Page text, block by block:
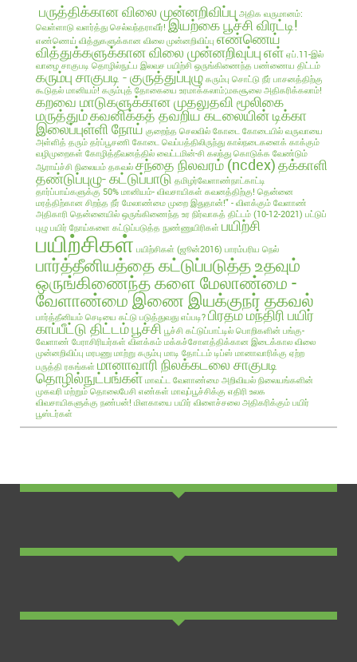
பருத்திக்கான விலை முன்னறிவிப்பு அதிக வருமானம்:
வெள்ளாடு வளர்த்து செல்வந்தராவீர்! இயற்கை பூச்சி விரட்டி!
எண்ணெய் வித்துகளுக்கான விலை முன்னறிவிப்பு எண்ணெய்
வித்துக்களுக்கான விலை முன்னறிவுப்புஎள் ஏப்.11-இல்
வாழை சாகுபடி தொழில்நுட்ப இலவச பயிற்சி ஒருங்கிணைந்த பண்ணைய திட்டம்
கரும்பு சாகுபடி - குருத்துப்புழு கரும்பு சொட்டு நீர் பாசனத்திற்கு
கூடுதல் மானியம்! கரும்புத் தோகையை உரமாக்கலாம்;மகசூலை அதிகரிக்கலாம்!
கறவை மாடுகளுக்கான முதலுதவி மூலிகை
மருத்தும்கவனிக்கத் தவறிய கடலையின் டிக்கா
இலைப்புள்ளி நோய் குறைந்த செலவில் கோடை கோடையில் வருவாயை
அள்ளித் தரும் தர்ப்பூசணி கோடை வெப்பத்திலிருந்து கால்நடைகளைக் காக்கும்
வழிமுறைகள் கோழித்தீவனத்தில் வைட்டமின்-சி கலந்து கொடுக்க வேண்டும்
ஆராய்ச்சி நிலையம் தகவல் சந்தை நிலவரம் (ncdex)தக்காளி
தண்டுப்புழு- கட்டுப்பாடு தமிழர்வேளாண்நாட்காட்டி
தார்ப்பாய்களுக்கு 50% மானியம்- விவசாயிகள் கவனத்திற்கு! தென்னை
மரத்திற்கான சிறந்த நீர் மேலாண்மை முறை இதுதான்!" - விளக்கும் வேளாண்
அதிகாரி தென்னையில் ஒருங்கிணைந்த உர நிர்வாகத் திட்டம் (10-12-2021) பட்டுப்
புழு பயிர் நோய்களை கட்டுப்படுத்த நுண்ணுயிரிகள் பயிற்சி
பயிற்சிகள் பயிற்சிகள் (ஜூன்2016) பாரம்பரிய நெல்
பார்த்தீனியத்தை கட்டுப்படுத்த உதவும்
ஒருங்கிணைந்த களை மேலாண்மை -
வேளாண்மை இணை இயக்குநர் தகவல்
பார்த்தீனியம் செடியை கட்டு படுத்துவது எப்படி? பிரதம மந்திரி பயிர்
காப்பீட்டு திட்டம்பூச்சி பூச்சி கட்டுப்பாட்டில் பொறிகளின் பங்கு-
வேளாண் பேராசிரியர்கள் விளக்கம் மக்கச்சோளத்திக்கான இடைக்கால விலை
முன்னறிவிப்பு மரபணு மாற்று கரும்பு மாடி தோட்டம் டிப்ஸ் மானாவாரிக்கு ஏற்ற
பருத்தி ரகங்கள் மானாவாரி நிலக்கடலை சாகுபடி
தொழில்நுட்பங்கள் மாவட்ட வேளாண்மை அறிவியல் நிலையங்களின்
முகவரி மற்றும் தொலைபேசி எண்கள் மாவுப்பூச்சிக்கு எதிரி உலக
விவசாயிகளுக்கு நண்பன்! மிளகாயை பயிர் விளைச்சலை அதிகரிக்கும் பயிர்
பூஸ்டர்கள்